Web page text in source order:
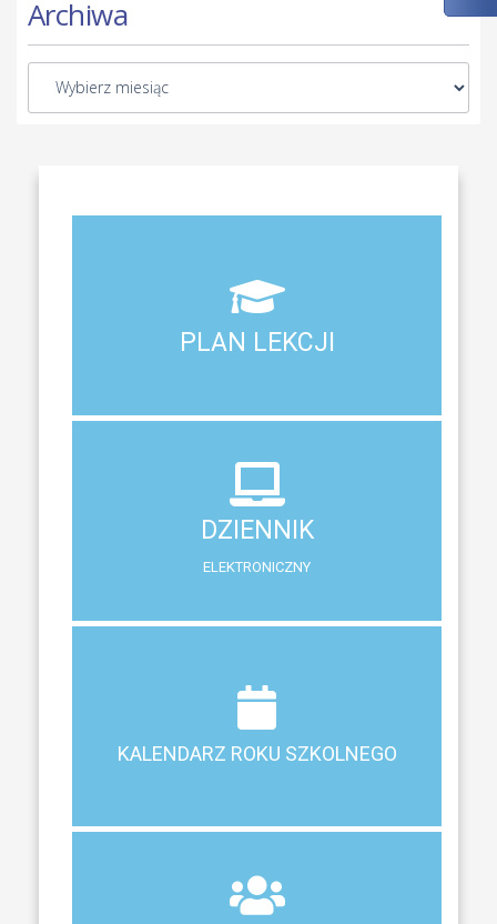
Archiwa
PLAN LEKCJI
PLAN LEKCJI
DZIENNIK
ELEKTRONICZNY
DZIENNIK
ELEKTRONICZNY
System zewnętrzny do śledzenia postępów w nauce
KALENDARZ ROKU SZKOLNEGO
KALENDARZ ROKU SZKOLNEGO
Terminy ferii, matur, zebrań i klasyfikacji
Z RODZICAMI